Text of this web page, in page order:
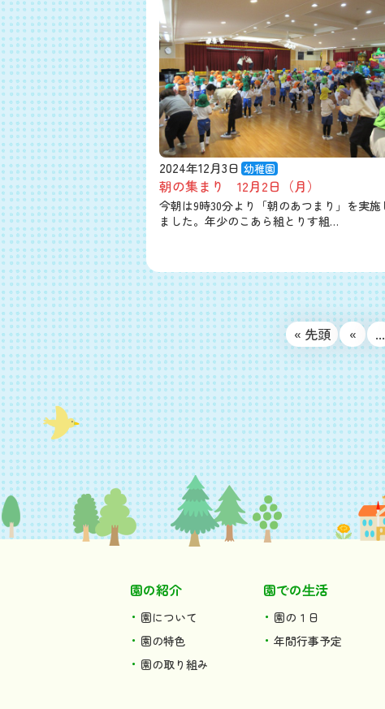
2024年12月3日 幼稚園
朝の集まり 12月2日（月）
今朝は9時30分より「朝のあつまり」を実施
ました。年少のこあら組とりす組…
« 先頭 « ...
園の紹介
園について
園の特色
園の取り組み
園での⽣活
園の１日
年間行事予定